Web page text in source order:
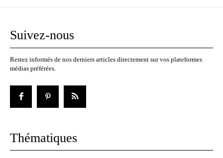
Suivez-nous
Restez informés de nos derniers articles directement sur vos plateformes
médias préférées.
Thématiques